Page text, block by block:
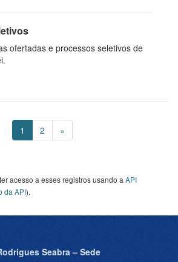
ofertadas e processos seletivos de
1 2 »
acesso a esses registros usando a API
da API).
Seabra – Sede